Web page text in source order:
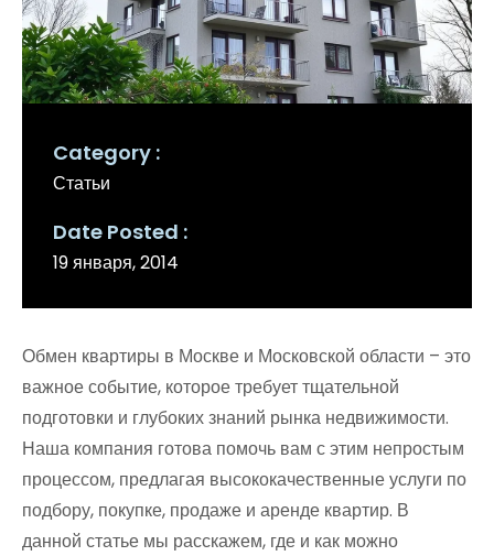
Category
Статьи
Date Posted
19 января, 2014
Обмен квартиры в Москве и Московской области – это
важное событие, которое требует тщательной
подготовки и глубоких знаний рынка недвижимости.
Наша компания готова помочь вам с этим непростым
процессом, предлагая высококачественные услуги по
подбору, покупке, продаже и аренде квартир. В
данной статье мы расскажем, где и как можно